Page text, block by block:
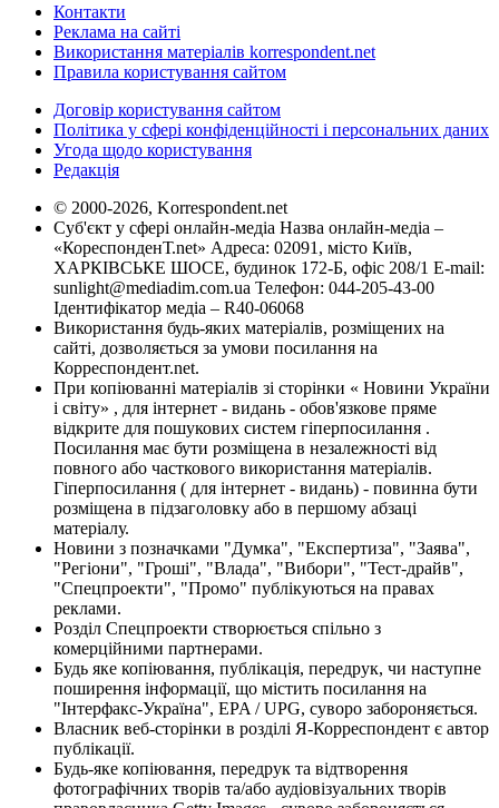
Контакти
Реклама на сайті
Використання матеріалів korrespondent.net
Правила користування сайтом
Договір користування сайтом
Політика у сфері конфіденційності і персональних даних
Угода щодо користування
Редакція
© 2000-2026, Korrespondent.net
Суб'єкт у сфері онлайн-медіа Назва онлайн-медіа –
«КореспонденТ.net» Адреса: 02091, місто Київ,
ХАРКІВСЬКЕ ШОСЕ, будинок 172-Б, офіс 208/1 E-mail:
sunlight@mediadim.com.ua Телефон: 044-205-43-00
Ідентифікатор медіа – R40-06068
Використання будь-яких матеріалів, розміщених на
сайті, дозволяється за умови посилання на
Корреспондент.net.
При копіюванні матеріалів зі сторінки « Новини України
і світу» , для інтернет - видань - обов'язкове пряме
відкрите для пошукових систем гіперпосилання .
Посилання має бути розміщена в незалежності від
повного або часткового використання матеріалів.
Гіперпосилання ( для інтернет - видань) - повинна бути
розміщена в підзаголовку або в першому абзаці
матеріалу.
Новини з позначками "Думка", "Експертиза", "Заява",
"Регіони", "Гроші", "Влада", "Вибори", "Тест-драйв",
"Спецпроекти", "Промо" публікуються на правах
реклами.
Розділ Спецпроекти створюється спільно з
комерційними партнерами.
Будь яке копіювання, публікація, передрук, чи наступне
поширення інформації, що містить посилання на
"Інтерфакс-Україна", EPA / UPG, суворо забороняється.
Власник веб-сторінки в розділі Я-Корреспондент є автор
публікації.
Будь-яке копіювання, передрук та відтворення
фотографічних творів та/або аудіовізуальних творів